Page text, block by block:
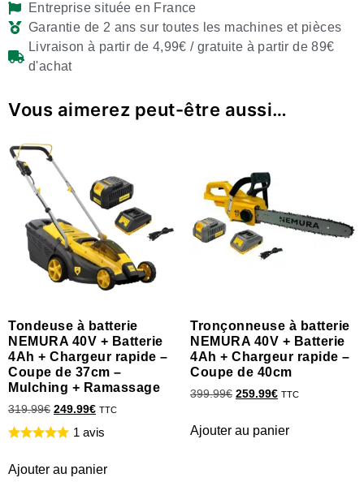
Entreprise située en France
Garantie de 2 ans sur toutes les machines et pièces
Livraison à partir de 4,99€ / gratuite à partir de 89€
d'achat
Vous aimerez peut-être aussi…
Tondeuse à batterie
NEMURA 40V + Batterie
4Ah + Chargeur rapide –
Coupe de 37cm –
Mulching + Ramassage
319.99€ 249.99€ TTC
1 avis
Ajouter au panier
Tronçonneuse à batterie
NEMURA 40V + Batterie
4Ah + Chargeur rapide –
Coupe de 40cm
399.99€ 259.99€ TTC
Ajouter au panier